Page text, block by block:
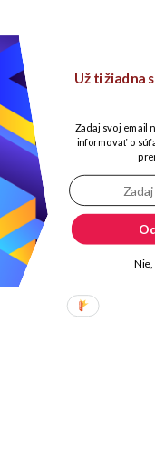
Už ti žiadna
Zadaj svoj email
informovať o